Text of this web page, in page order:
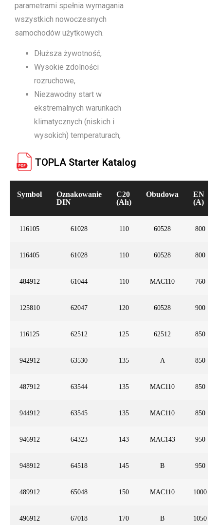
parametrami spełnia wymagania
wszystkich nowoczesnych
samochodów użytkowych.
Dłuższa żywotność,
Wysokie zdolności
rozruchowe,
Niezawodny start w
ekstremalnych warunkach
klimatycznych (niskich i
wysokich) temperaturach,
TOPLA Starter Katalog
Symbol
Oznakowanie
DIN
C20
(Ah)
Obudowa
EN
(A)
116105 61028 110 60528 800
116405 61028 110 60528 800
484912 61044 110 MAC110 760
125810 62047 120 60528 900
116125 62512 125 62512 850
942912 63530 135 A 850
487912 63544 135 MAC110 850
944912 63545 135 MAC110 850
946912 64323 143 MAC143 950
948912 64518 145 B 950
489912 65048 150 MAC110 1000
496912 67018 170 B 1050